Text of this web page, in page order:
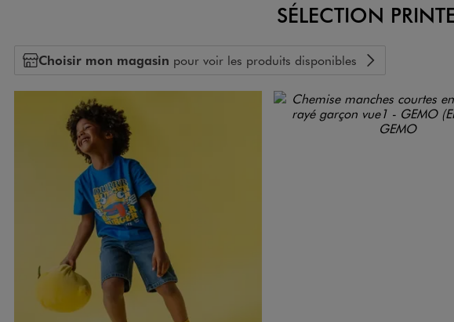
SÉLECTION
Choisir mon magasin pour voir les produits disponibles